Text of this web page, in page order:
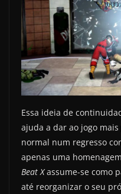
Essa ideia de
ajuda a dar ao jogo
normal num regresso
apenas uma
Beat Xassume-se como
até reorganizar o seu